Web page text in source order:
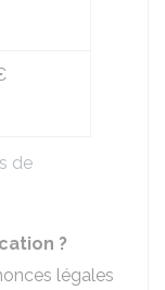
de
?
légales